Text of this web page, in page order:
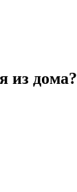
из дома?